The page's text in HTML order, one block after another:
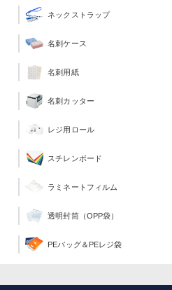
ネックストラップ
名刺ケース
名刺用紙
名刺カッター
レジ用ロール
スチレンボード
ラミネートフィルム
透明封筒（OPP袋）
PEバッグ＆PEレジ袋